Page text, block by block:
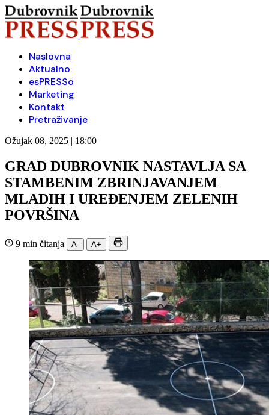
Naslovna
Aktualno
esPRESSo
Marketing
Kontakt
Pretraživanje
Ožujak 08, 2025 | 18:00
GRAD DUBROVNIK NASTAVLJA SA
STAMBENIM ZBRINJAVANJEM
MLADIH I UREĐENJEM ZELENIH
POVRŠINA
9 min čitanja A- A+